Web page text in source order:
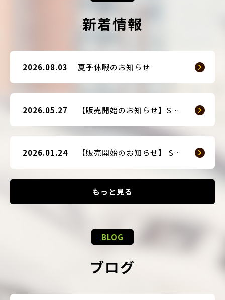
新着情報
もっと見る
2026.08.03 夏季休暇のお知らせ
2026.05.27 【販売開始のお知らせ】SMART GUARD 3
2026.01.24 【販売開始のお知らせ】 SMART BLOCKER 2nd-Edition Plus
BLOG
ブログ